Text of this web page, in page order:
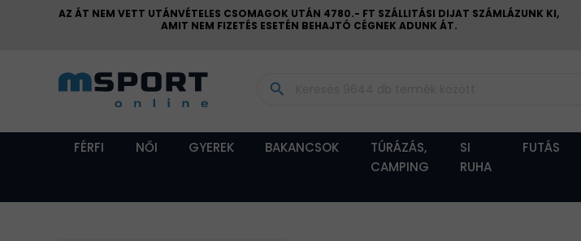
AZ ÁT NEM VETT UTÁNVÉTELES CSOMAGOK UTÁN 4780.- FT SZÁLLITÁSI DIJAT SZÁMLÁZUNK KI,
AMIT NEM FIZETÉS ESETÉN BEHAJTÓ CÉGNEK ADUNK ÁT.
FÉRFI NŐI GYEREK BAKANCSOK
TÚRÁZÁS,
CAMPING
SI
RUHA
FUTÁS
search